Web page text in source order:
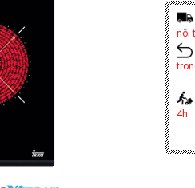
nội
4h